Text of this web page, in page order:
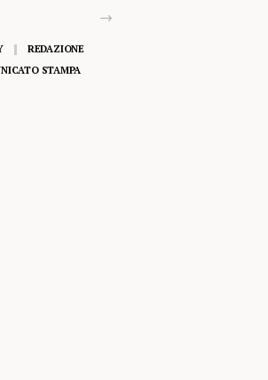
REDAZIONE
STAMPA